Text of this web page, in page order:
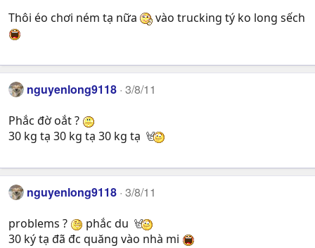
Thôi éo chơi ném tạ nữa vào trucking tý ko long sếch
nguyenlong9118 3/8/11
Phắc đờ oắt ?
30 kg tạ 30 kg tạ 30 kg tạ
nguyenlong9118 3/8/11
problems ?
phắc du
30 ký tạ đã đc quăng vào nhà mi